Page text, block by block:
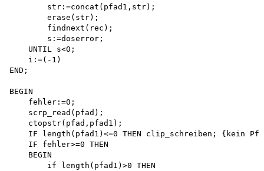
        str:=concat(pfad1,str);
        erase(str);
        findnext(rec);
        s:=doserror;
    UNTIL s<0;
    i:=(-1)
END;
BEGIN
    fehler:=0;
    scrp_read(pfad);
    ctopstr(pfad,pfad1);
IF length(pfad1)<=0 THEN clip_schreiben; {kein
    IF fehler>=0 THEN
    BEGIN
        if length(pfad1)>0 THEN